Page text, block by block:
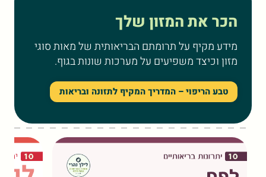
הכר את המזון שלך
מידע מקיף על תרומתם הבריאותית של מאות סוגי
מזון וכיצד משפיעים על מערכות שונות בגוף.
טבע הריפוי – המדריך המקיף לתזונה ובריאות